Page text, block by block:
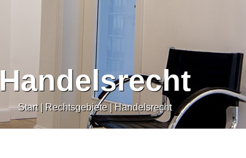
Handelsrecht
Start| Rechtsgebiete|Handelsrecht